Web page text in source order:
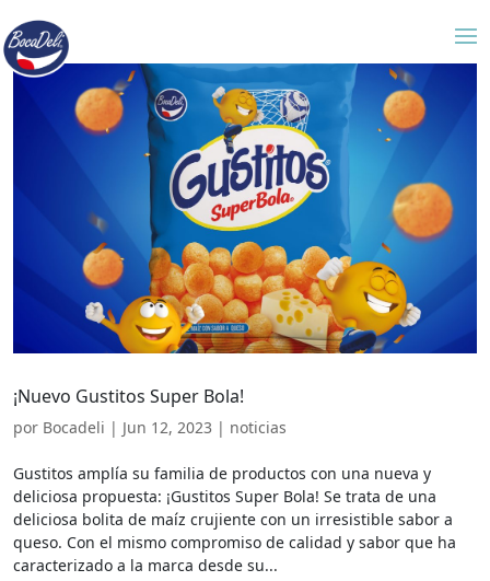
¡Nuevo Gustitos Super Bola!
por Bocadeli | Jun 12, 2023 | noticias
Gustitos amplía su familia de productos con una nueva y
deliciosa propuesta: ¡Gustitos Super Bola! Se trata de una
deliciosa bolita de maíz crujiente con un irresistible sabor a
queso. Con el mismo compromiso de calidad y sabor que ha
caracterizado a la marca desde su...